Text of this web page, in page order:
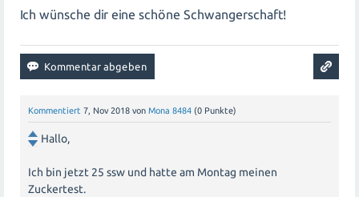
und deine Bedenken anzusprechen. Sie kann dir dann
einem späteren Zeitpunkt durchgeführt werden oder ob
weitere Untersuchungen notwendig sind.
Alles Gute für dich und deine Schwangerschaft!
Liebe Grüße,
Ich wünsche dir eine schöne Schwangerschaft!
Kommentiert 7, Nov 2018 von Mona 8484 (0 Punkte)
Hallo,
Ich bin jetzt 25 ssw und hatte am Montag meinen
Zuckertest.